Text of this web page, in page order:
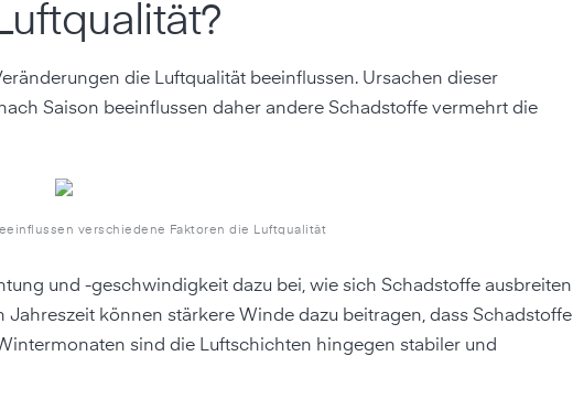
die Luftqualität beeinflussen. Ursachen dieser
Saison beeinflussen daher andere Schadstoffe vermehrt die
verschiedene Faktoren die Luftqualität
und -geschwindigkeit dazu bei, wie sich Schadstoffe ausbreiten
können stärkere Winde dazu beitragen, dass Schadstoffe
sind die Luftschichten hingegen stabiler und